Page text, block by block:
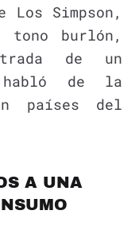
Los Simpson,
tono burlón,
de un
de la
países del
A UNA